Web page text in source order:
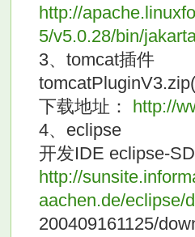
http://
5/v5.0.28/bin/
3、tomcat插件
下载地址：
http://
4、eclipse
开发IDE eclipse-
http://
aachen.de/eclipse/
200409161125/